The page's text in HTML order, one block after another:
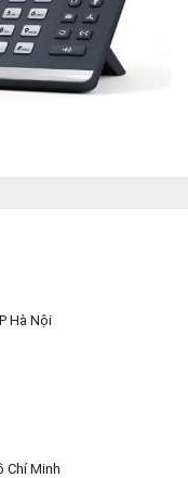
Hà Nội
Chí Minh